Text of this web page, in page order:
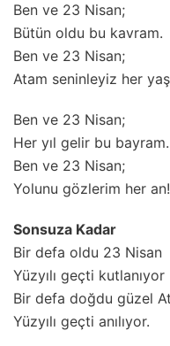
Ben ve 23 Nisan;
Bütün oldu bu kavram.
Ben ve 23 Nisan;
Atam seninleyiz her
Ben ve 23 Nisan;
Her yıl gelir bu bayram.
Ben ve 23 Nisan;
Yolunu gözlerim her an!
Sonsuza Kadar
Bir defa oldu 23 Nisan
Yüzyılı geçti kutlanıyor
Bir defa doğdu güzel
Yüzyılı geçti anılıyor.